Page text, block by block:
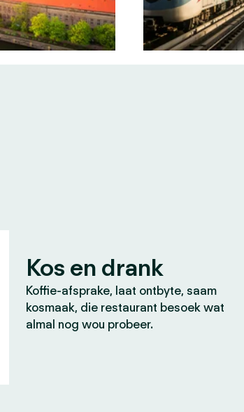
Kos en drank
Koffie-afsprake, laat ontbyte, saam
kosmaak, die restaurant besoek wat
almal nog wou probeer.